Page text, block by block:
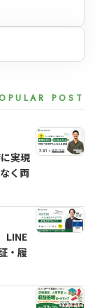
実現
く両
LINE
・履